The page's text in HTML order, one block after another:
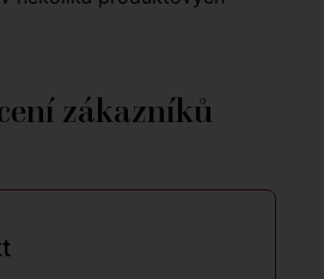
zákazníků